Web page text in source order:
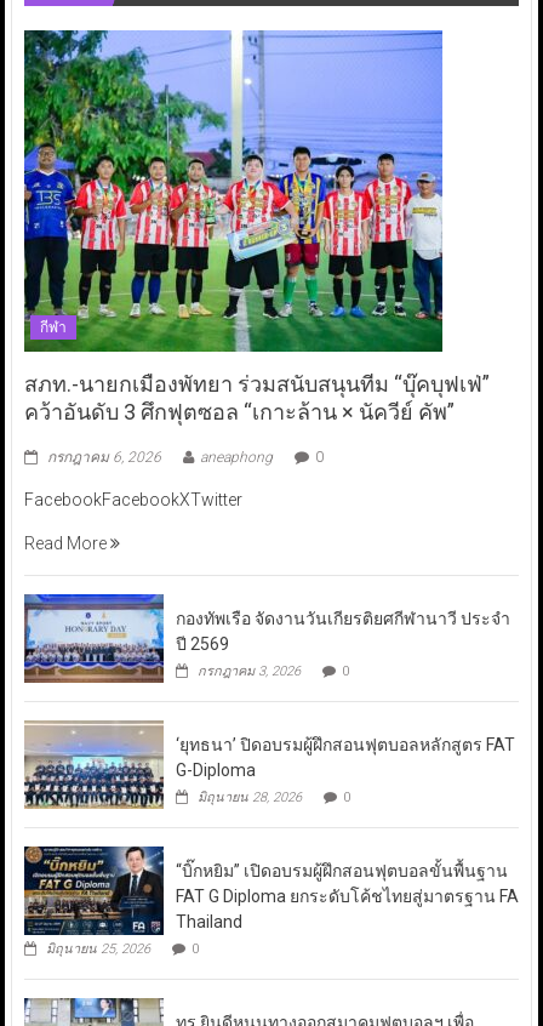
กีฬา
สภท.-นายกเมืองพัทยา ร่วมสนับสนุนทีม “บุ๊คบุฟเฟ่”
คว้าอันดับ 3 ศึกฟุตซอล “เกาะล้าน × นัควีย์ คัพ”
กรกฎาคม 6, 2026 aneaphong 0
FacebookFacebookXTwitter
Read More
กองทัพเรือ จัดงานวันเกียรติยศกีฬานาวี ประจำ
ปี 2569
กรกฎาคม 3, 2026 0
‘ยุทธนา’ ปิดอบรมผู้ฝึกสอนฟุตบอลหลักสูตร FAT
G-Diploma
มิถุนายน 28, 2026 0
“บิ๊กหยิม” เปิดอบรมผู้ฝึกสอนฟุตบอลขั้นพื้นฐาน
FAT G Diploma ยกระดับโค้ชไทยสู่มาตรฐาน FA
Thailand
มิถุนายน 25, 2026 0